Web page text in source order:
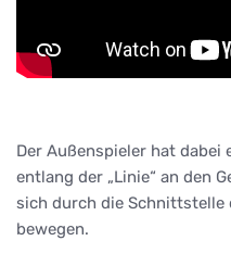
Der Außenspieler hat dabei
entlang der „Linie“ an den
sich durch die Schnittstelle
bewegen.